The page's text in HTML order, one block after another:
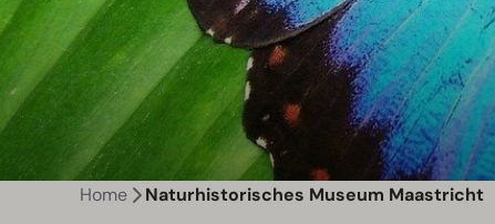
Home Naturhistorisches Museum Maastricht